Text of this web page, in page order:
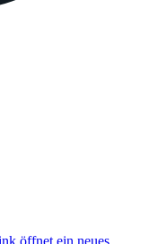
öffnet ein neues